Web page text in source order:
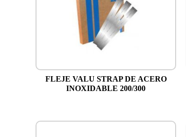
FLEJE VALU STRAP DE ACERO
INOXIDABLE 200/300